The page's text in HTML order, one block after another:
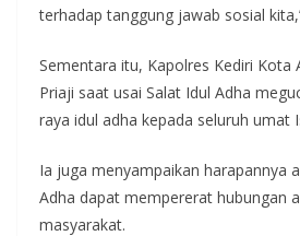
terhadap tanggung jawab sosial
Sementara itu, Kapolres Kediri Kota
Priaji saat usai Salat Idul Adha
raya idul adha kepada seluruh umat
Ia juga menyampaikan harapannya
Adha dapat mempererat hubungan
masyarakat.